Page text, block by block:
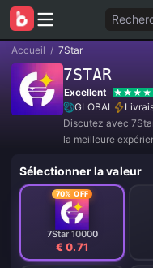
Accueil / 7Star
7STAR
Excellent
GLOBAL
Discutez avec
la meilleure
Sélectionner la valeur
70% OFF
7Star 10000
€ 0.71